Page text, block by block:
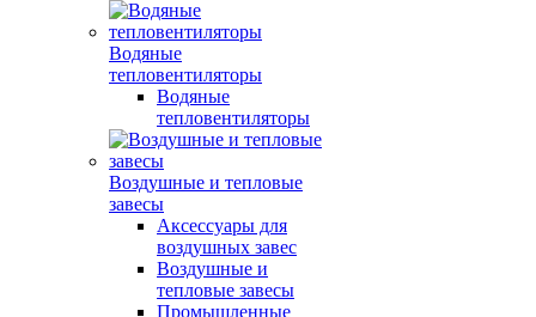
Водяные
тепловентиляторы
Водяные
тепловентиляторы
Воздушные и тепловые
завесы
Аксессуары для
воздушных завес
Воздушные и
тепловые завесы
Промышленные